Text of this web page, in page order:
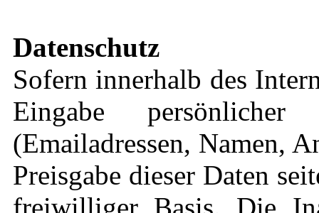
Datenschutz
Sofern innerhalb des
Eingabe
(Emailadressen, Namen,
Preisgabe dieser Daten